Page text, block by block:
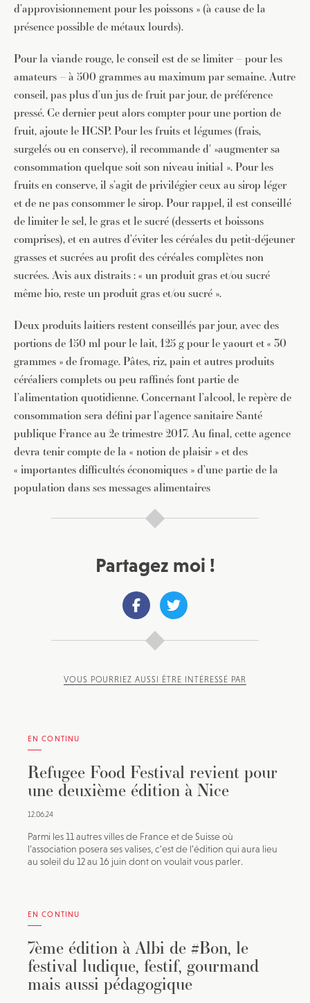
d’approvisionnement pour les poissons » (à cause de la
présence possible de métaux lourds).
Pour la viande rouge, le conseil est de se limiter – pour les
amateurs – à 500 grammes au maximum par semaine. Autre
conseil, pas plus d’un jus de fruit par jour, de préférence
pressé. Ce dernier peut alors compter pour une portion de
fruit, ajoute le HCSP. Pour les fruits et légumes (frais,
surgelés ou en conserve), il recommande d' »augmenter sa
consommation quelque soit son niveau initial ». Pour les
fruits en conserve, il s’agit de privilégier ceux au sirop léger
et de ne pas consommer le sirop. Pour rappel, il est conseillé
de limiter le sel, le gras et le sucré (desserts et boissons
comprises), et en autres d’éviter les céréales du petit-déjeuner
grasses et sucrées au profit des céréales complètes non
sucrées. Avis aux distraits : « un produit gras et/ou sucré
même bio, reste un produit gras et/ou sucré ».
Deux produits laitiers restent conseillés par jour, avec des
portions de 150 ml pour le lait, 125 g pour le yaourt et « 30
grammes » de fromage. Pâtes, riz, pain et autres produits
céréaliers complets ou peu raffinés font partie de
l’alimentation quotidienne. Concernant l’alcool, le repère de
consommation sera défini par l’agence sanitaire Santé
publique France au 2e trimestre 2017. Au final, cette agence
devra tenir compte de la « notion de plaisir » et des
« importantes difficultés économiques » d’une partie de la
population dans ses messages alimentaires
Partagez moi !
VOUS POURRIEZ AUSSI ÊTRE INTÉRESSÉ PAR
EN CONTINU
Refugee Food Festival revient pour
une deuxième édition à Nice
12.06.24
Parmi les 11 autres villes de France et de Suisse où
l’association posera ses valises, c’est de l’édition qui aura lieu
au soleil du 12 au 16 juin dont on voulait vous parler.
EN CONTINU
7ème édition à Albi de #Bon, le
festival ludique, festif, gourmand
mais aussi pédagogique